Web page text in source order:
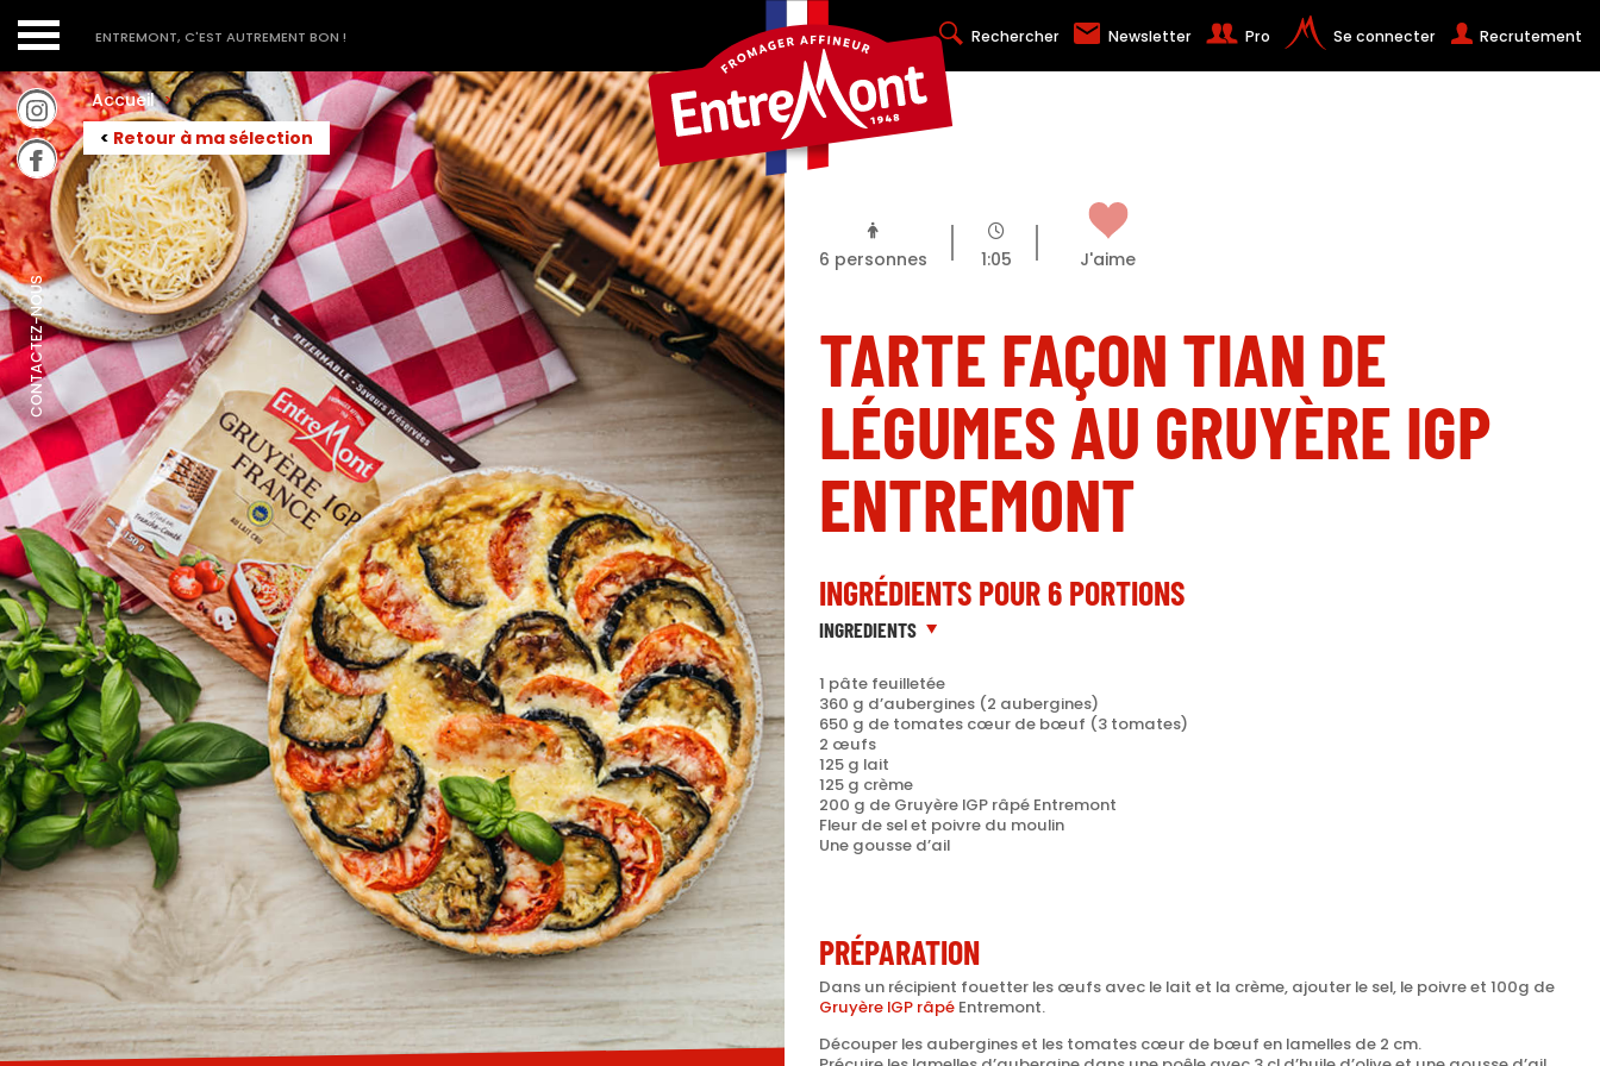
CONTACTEZ-NOUS
ENTREMONT, C'EST AUTREMENT BON ! Rechercher Newsletter Pro Se connecter Recrutement
Accueil >
< Retour à ma sélection
6 personnes 1:05 J'aime
TARTE FAÇON TIAN DE
LÉGUMES AU GRUYÈRE IGP
ENTREMONT
INGRÉDIENTS POUR 6 PORTIONS
INGREDIENTS
1 pâte feuilletée
360 g d’aubergines (2 aubergines)
650 g de tomates cœur de bœuf (3 tomates)
2 œufs
125 g lait
125 g crème
200 g de Gruyère IGP râpé Entremont
Fleur de sel et poivre du moulin
Une gousse d’ail
PRÉPARATION
Dans un récipient fouetter les œufs avec le lait et la crème, ajouter le sel, le poivre et 100g de
Gruyère IGP râpéEntremont.
Découper les aubergines et les tomates cœur de bœuf en lamelles de 2 cm.